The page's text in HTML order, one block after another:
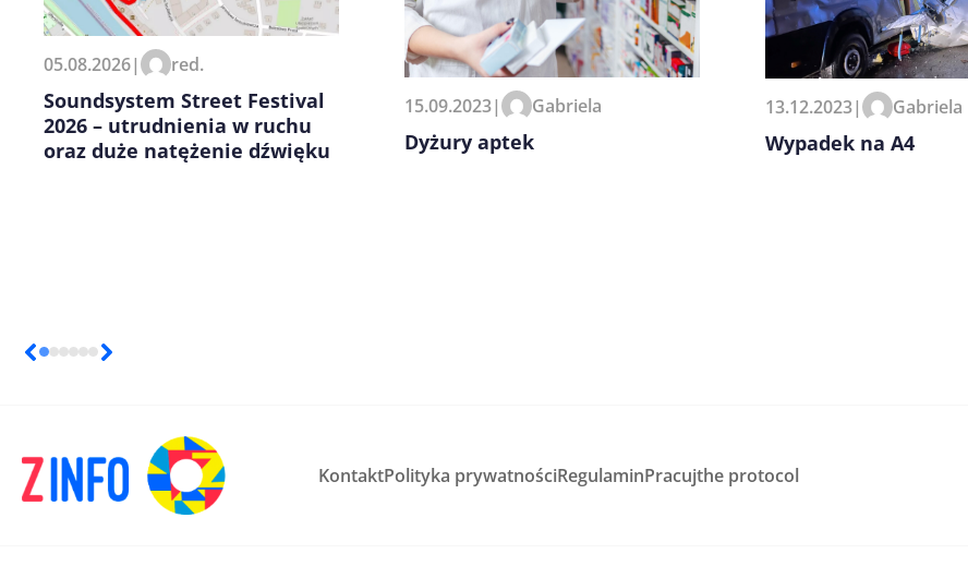
Zapamiętaj moje dane w tej przeglądarce podczas pisania
kolejnych komentarzy.
05.08.2026| red.
Soundsystem Street Festival
2026 – utrudnienia w ruchu
oraz duże natężenie dźwięku
15.09.2023| Gabriela
Dyżury aptek
13.12.2023| Gabriela
Wypadek na A4
KontaktPolityka prywatnościRegulaminPracujthe protocol